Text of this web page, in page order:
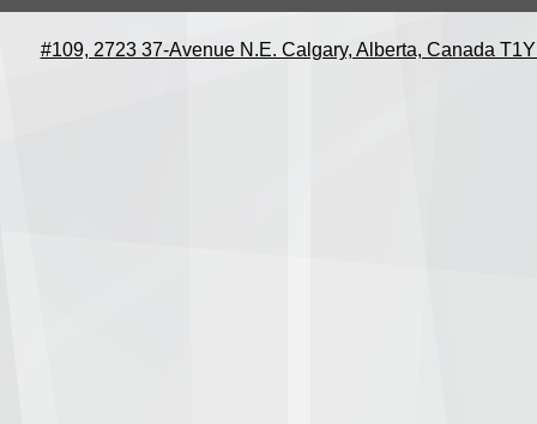
#109, 2723 37-Avenue N.E. Calgary, Alberta, Canada